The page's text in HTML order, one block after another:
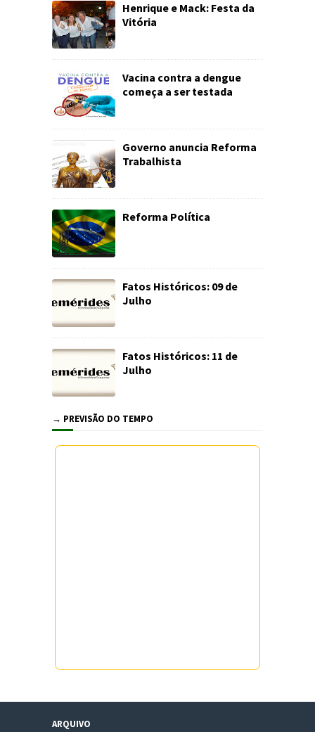
Henrique e Mack: Festa da
Vitória
Vacina contra a dengue
começa a ser testada
Governo anuncia Reforma
Trabalhista
Reforma Política
Fatos Históricos: 09 de
Julho
Fatos Históricos: 11 de
Julho
→ PREVISÃO DO TEMPO
ARQUIVO